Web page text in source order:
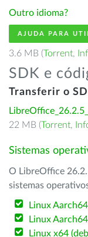
Outro idioma?
AJUDA PARA
3.6 MB (Torrent,
SDK e
Transferir o
22 MB (Torrent,
Sistemas
O LibreOffice
sistemas
Linux
Linux
Linux x64